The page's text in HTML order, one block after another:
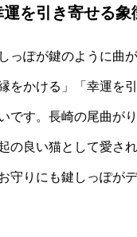
を引き寄せる象
っぽが鍵のように曲
をかける」「幸運を
です。長崎の尾曲が
の良い猫として愛さ
守りにも鍵しっぽが